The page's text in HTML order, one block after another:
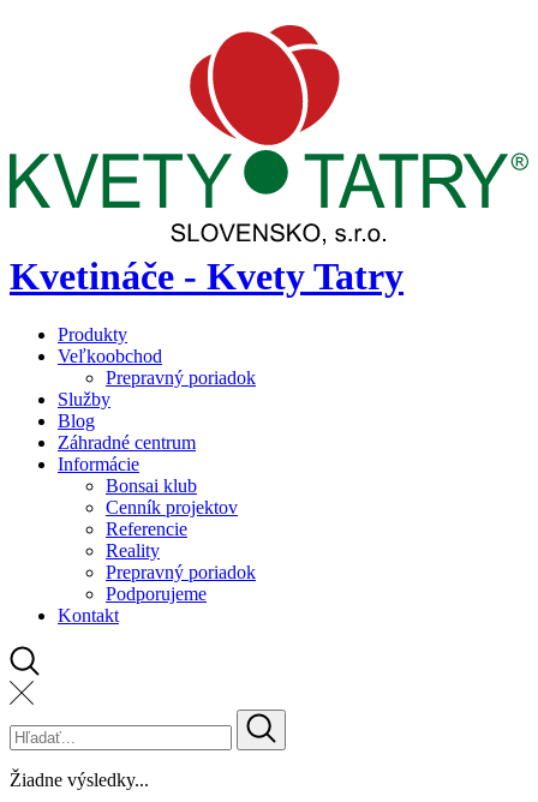
Kvetináče - Kvety Tatry
Produkty
Veľkoobchod
Prepravný poriadok
Služby
Blog
Záhradné centrum
Informácie
Bonsai klub
Cenník projektov
Referencie
Reality
Prepravný poriadok
Podporujeme
Kontakt
Žiadne výsledky...